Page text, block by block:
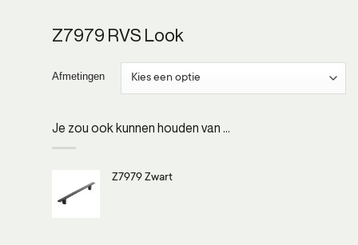
Z7979 RVS Look
Afmetingen
Je zou ook kunnen houden van …
Z7979 Zwart